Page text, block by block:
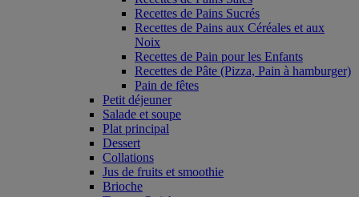
Recettes de Pains Sucrés
Recettes de Pains aux Céréales et aux
Noix
Recettes de Pain pour les Enfants
Recettes de Pâte (Pizza, Pain à hamburger)
Pain de fêtes
Petit déjeuner
Salade et soupe
Plat principal
Dessert
Collations
Jus de fruits et smoothie
Brioche